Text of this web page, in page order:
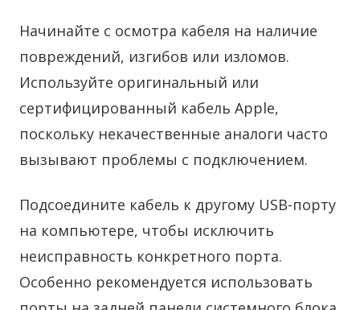
Начинайте с осмотра кабеля на наличие
повреждений, изгибов или изломов.
Используйте оригинальный или
сертифицированный кабель Apple,
поскольку некачественные аналоги часто
вызывают проблемы с подключением.
Подсоедините кабель к другому USB-порту
на компьютере, чтобы исключить
неисправность конкретного порта.
Особенно рекомендуется использовать